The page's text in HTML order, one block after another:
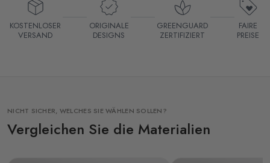
KOSTENLOSER
VERSAND
ORIGINALE
DESIGNS
GREENGUARD
ZERTIFIZIERT
FAIRE
PREISE
NICHT SICHER, WELCHES SIE WÄHLEN SOLLEN?
Vergleichen Sie die Materialien